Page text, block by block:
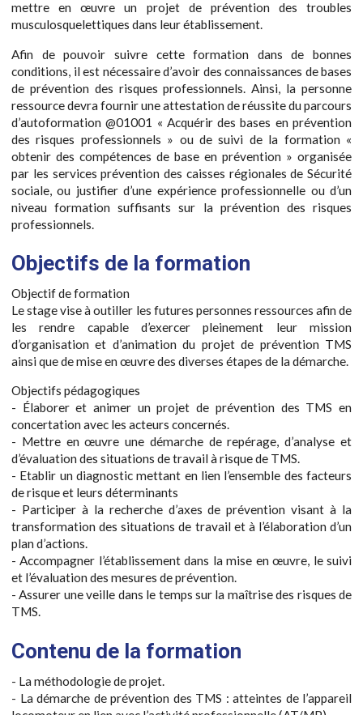
mettre en œuvre un projet de prévention des troubles
musculosquelettiques dans leur établissement.
Afin de pouvoir suivre cette formation dans de bonnes
conditions, il est nécessaire d’avoir des connaissances de bases
de prévention des risques professionnels. Ainsi, la personne
ressource devra fournir une attestation de réussite du parcours
d’autoformation @01001 « Acquérir des bases en prévention
des risques professionnels » ou de suivi de la formation «
obtenir des compétences de base en prévention » organisée
par les services prévention des caisses régionales de Sécurité
sociale, ou justifier d’une expérience professionnelle ou d’un
niveau formation suffisants sur la prévention des risques
professionnels.
Objectifs de la formation
Objectif de formation
Le stage vise à outiller les futures personnes ressources afin de
les rendre capable d’exercer pleinement leur mission
d’organisation et d’animation du projet de prévention TMS
ainsi que de mise en œuvre des diverses étapes de la démarche.
Objectifs pédagogiques
- Élaborer et animer un projet de prévention des TMS en
concertation avec les acteurs concernés.
- Mettre en œuvre une démarche de repérage, d’analyse et
d’évaluation des situations de travail à risque de TMS.
- Etablir un diagnostic mettant en lien l’ensemble des facteurs
de risque et leurs déterminants
- Participer à la recherche d’axes de prévention visant à la
transformation des situations de travail et à l’élaboration d’un
plan d’actions.
- Accompagner l’établissement dans la mise en œuvre, le suivi
et l’évaluation des mesures de prévention.
- Assurer une veille dans le temps sur la maîtrise des risques de
TMS.
Contenu de la formation
- La méthodologie de projet.
- La démarche de prévention des TMS : atteintes de l’appareil